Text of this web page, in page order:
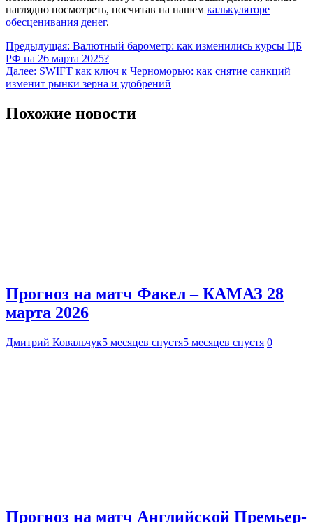
наглядно посмотреть, посчитав на нашем калькуляторе
обесценивания денег.
Навигация
по
записям
Предыдущая: Валютный барометр: как изменились курсы ЦБ
РФ на 26 марта 2025?
Далее: SWIFT как ключ к Черноморью: как снятие санкций
изменит рынки зерна и удобрений
Похожие новости
Прогноз на матч Факел – КАМАЗ 28
марта 2026
Дмитрий Ковальчук5 месяцев спустя5 месяцев спустя 0
Прогноз на матч Английской Премьер-